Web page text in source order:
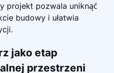
projekt pozwala uniknąć
budowy i ułatwia
jako etap
przestrzeni